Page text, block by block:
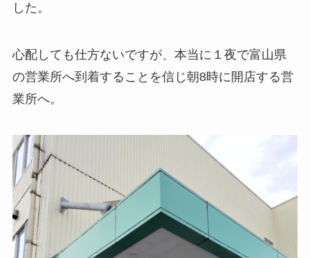
した。
心配しても仕方ないですが、本当に１夜で富山県
の営業所へ到着することを信じ朝8時に開店する営
業所へ。